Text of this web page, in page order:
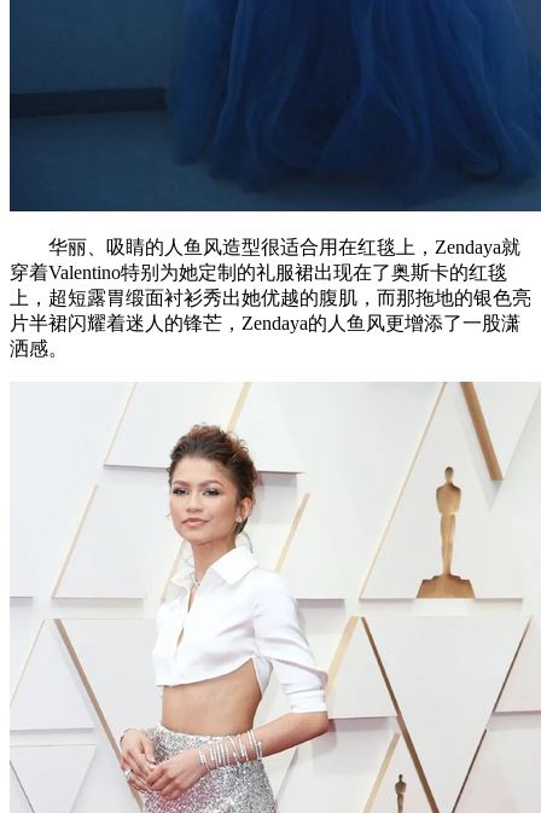
华丽、吸睛的人鱼风造型很适合用在红毯上，Zendaya就
穿着Valentino特别为她定制的礼服裙出现在了奥斯卡的红毯
上，超短露胃缎面衬衫秀出她优越的腹肌，而那拖地的银色亮
片半裙闪耀着迷人的锋芒，Zendaya的人鱼风更增添了一股潇
洒感。